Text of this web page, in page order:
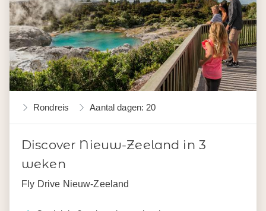
Rondreis Aantal dagen: 20
Discover Nieuw-Zeeland in 3
weken
Fly Drive Nieuw-Zeeland